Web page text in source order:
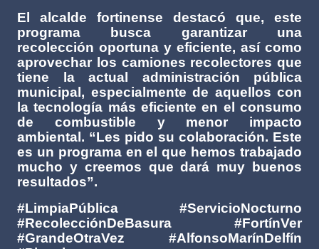
El alcalde fortinense destacó que, este
programa busca garantizar una
recolección oportuna y eficiente, así como
aprovechar los camiones recolectores que
tiene la actual administración pública
municipal, especialmente de aquellos con
la tecnología más eficiente en el consumo
de combustible y menor impacto
ambiental. “Les pido su colaboración. Este
es un programa en el que hemos trabajado
mucho y creemos que dará muy buenos
resultados”.
#LimpiaPública #ServicioNocturno
#RecolecciónDeBasura #FortínVer
#GrandeOtraVez #AlfonsoMarínDelfín